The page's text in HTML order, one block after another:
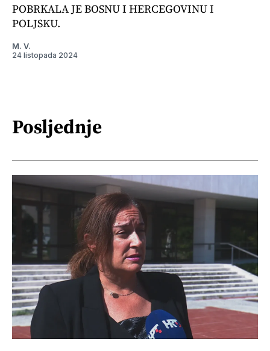
POBRKALA JE BOSNU I HERCEGOVINU I
POLJSKU.
M. V.
24 listopada 2024
Posljednje